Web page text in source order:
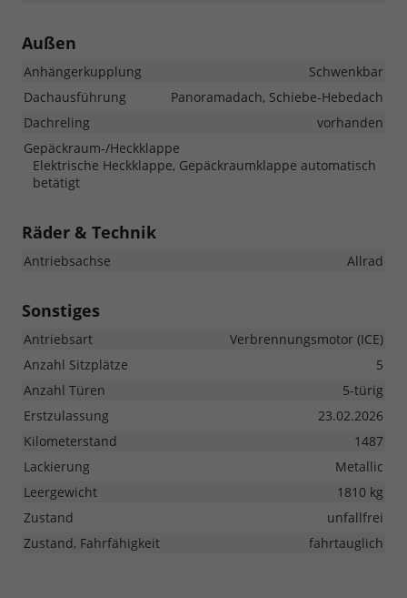
Außen
Anhängerkupplung
Schwenkbar
Dachausführung
Panoramadach, Schiebe-Hebedach
Dachreling
vorhanden
Gepäckraum-/Heckklappe
Elektrische Heckklappe, Gepäckraumklappe automatisch
betätigt
Räder & Technik
Antriebsachse Allrad
Sonstiges
Antriebsart
Verbrennungsmotor (ICE)
Anzahl Sitzplätze
5
Anzahl Türen
5-türig
Erstzulassung
23.02.2026
Kilometerstand
1487
Lackierung
Metallic
Leergewicht
1810 kg
Zustand
unfallfrei
Zustand, Fahrfähigkeit
fahrtauglich